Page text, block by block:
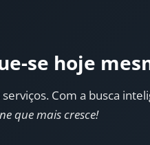
se hoje
Com a busca
que mais cresce!